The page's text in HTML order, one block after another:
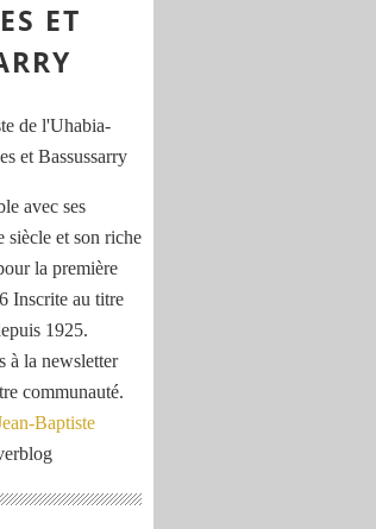
ET
avec ses
siècle et son riche
la première
Inscrite au titre
1925.
à la newsletter
communauté.
Baptiste